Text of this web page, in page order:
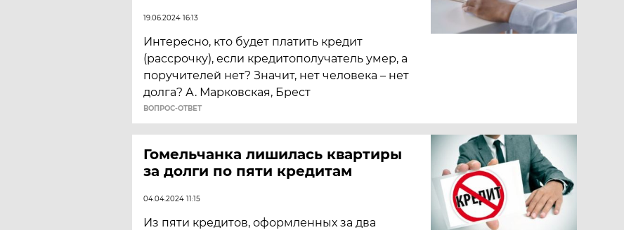
19.06.2024 16:13
Интересно, кто будет платить кредит
(рассрочку), если кредитополучатель умер, а
поручителей нет? Значит, нет человека – нет
долга? А. Марковская, Брест
ВОПРОС-ОТВЕТ
Гомельчанка лишилась квартиры
за долги по пяти кредитам
04.04.2024 11:15
Из пяти кредитов, оформленных за два